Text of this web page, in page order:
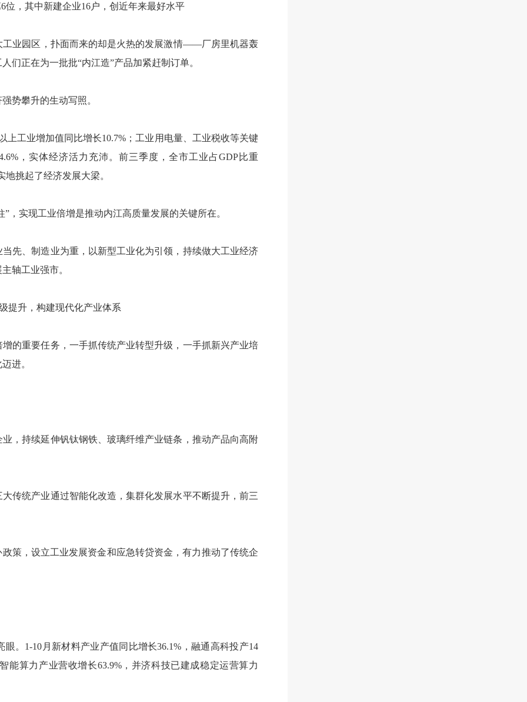
位，其中新建企业16户，创近年来最好水平
工业园区，扑面而来的却是火热的发展激情——厂房里机器轰
们正在为一批批“内江造”产品加紧赶制订单。
势攀升的生动写照。
上工业增加值同比增长10.7%；工业用电量、工业税收等关键
，实体经济活力充沛。前三季度，全市工业占GDP比重
地挑起了经济发展大梁。
，实现工业倍增是推动内江高质量发展的关键所在。
先、制造业为重，以新型工业化为引领，持续做大工业经济
轴工业强市。
提升，构建现代化产业体系
的重要任务，一手抓传统产业转型升级，一手抓新兴产业培
进。
，持续延伸钒钛钢铁、玻璃纤维产业链条，推动产品向高附
传统产业通过智能化改造，集群化发展水平不断提升，前三
策，设立工业发展资金和应急转贷资金，有力推动了传统企
。1-10月新材料产业产值同比增长36.1%，融通高科投产14
能算力产业营收增长63.9%，并济科技已建成稳定运营算力